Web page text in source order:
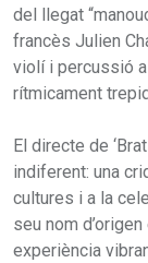
del llegat
francès Julien
violí i percussió
rítmicament
El directe de
indiferent: una
cultures i a la
seu nom d’origen
experiència